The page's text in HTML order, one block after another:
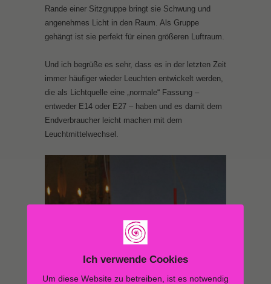
Rande einer Sitzgruppe bringt sie Schwung und
angenehmes Licht in den Raum. Als Gruppe
gehängt ist sie perfekt für einen größeren Luftraum.
Und ich begrüße es sehr, dass es in der letzten Zeit
immer häufiger wieder Leuchten entwickelt werden,
die als Lichtquelle eine „normale“ Fassung –
entweder E14 oder E27 – haben und es damit dem
Endverbraucher leicht machen mit dem
Leuchtmittelwechsel.
Ich verwende Cookies
Um diese Website zu betreiben, ist es notwendig